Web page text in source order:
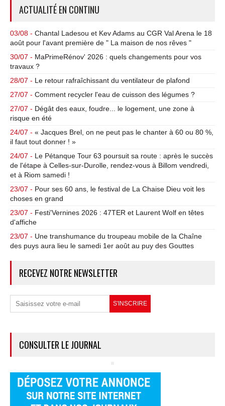
ACTUALITÉ EN CONTINU
03/08 - Chantal Ladesou et Kev Adams au CGR Val Arena le 18
août pour l'avant première de " La maison de nos rêves "
30/07 - MaPrimeRénov' 2026 : quels changements pour vos
travaux ?
28/07 - Le retour rafraîchissant du ventilateur de plafond
27/07 - Comment recycler l'eau de cuisson des légumes ?
27/07 - Dégât des eaux, foudre... le logement, une zone à
risque en été
24/07 - « Jacques Brel, on ne peut pas le chanter à 60 ou 80 %,
il faut tout donner ! »
24/07 - Le Pétanque Tour 63 poursuit sa route : après le succès
de l'étape à Celles-sur-Durolle, rendez-vous à Billom vendredi,
et à Riom samedi !
23/07 - Pour ses 60 ans, le festival de La Chaise Dieu voit les
choses en grand
23/07 - Festi'Vernines 2026 : 47TER et Laurent Wolf en têtes
d'affiche
23/07 - Une transhumance du troupeau mobile de la Chaîne
des puys aura lieu le samedi 1er août au puy des Gouttes
RECEVEZ NOTRE NEWSLETTER
CONSULTER LE JOURNAL